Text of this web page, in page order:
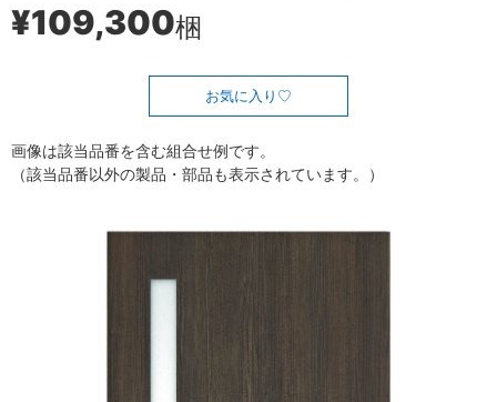
¥109,300梱
お気に入り
画像は該当品番を含む組合せ例です。
（該当品番以外の製品・部品も表示されています。）